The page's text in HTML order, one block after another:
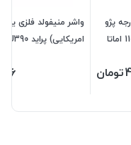
پژو
405 - سمند - پارس 1103014 اماتا
تومان
امریکایی) پراید RPU390 رادیکال